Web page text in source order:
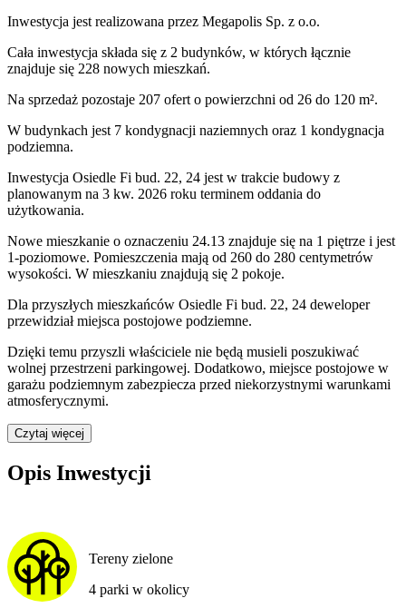
Inwestycja jest realizowana przez Megapolis Sp. z o.o.
Cała inwestycja składa się z 2 budynków, w których łącznie
znajduje się 228 nowych mieszkań.
Na sprzedaż pozostaje 207 ofert o powierzchni od 26 do 120 m².
W budynkach jest 7 kondygnacji naziemnych oraz 1 kondygnacja
podziemna.
Inwestycja Osiedle Fi bud. 22, 24 jest w trakcie budowy z
planowanym na 3 kw. 2026 roku terminem oddania do
użytkowania.
Nowe mieszkanie o oznaczeniu 24.13 znajduje się na 1 piętrze i jest
1-poziomowe. Pomieszczenia mają od 260 do 280 centymetrów
wysokości. W mieszkaniu znajdują się 2 pokoje.
Dla przyszłych mieszkańców Osiedle Fi bud. 22, 24 deweloper
przewidziałmiejsca postojowe podziemne.
Dzięki temu przyszli właściciele nie będą musieli poszukiwać
wolnej przestrzeni parkingowej. Dodatkowo, miejsce postojowe w
garażu podziemnym zabezpiecza przed niekorzystnymi warunkami
atmosferycznymi.
Czytaj więcej
Opis Inwestycji
Tereny zielone
4 parki w okolicy